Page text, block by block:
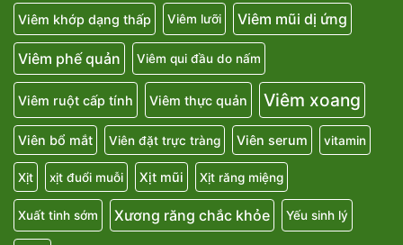
Viêm khớp dạng thấp Viêm lưỡi Viêm mũi dị ứng
Viêm phế quản Viêm qui đầu do nấm
Viêm ruột cấp tính Viêm thực quản Viêm xoang
Viên bổ mắt Viên đặt trực tràng Viên serum vitamin
Xịt xịt đuổi muỗi Xịt mũi Xịt răng miệng
Xuất tinh sớm Xương răng chắc khỏe Yếu sinh lý